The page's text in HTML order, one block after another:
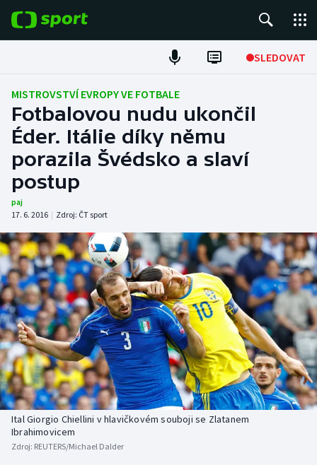
SLEDOVAT
Fotbal
Hokej
Tenis
Atletika
DALŠÍ SPORTY
Americký fotbal
Baseball a softbal
Basketbal
Biatlon
Boby a skeleton
NEPŘEHLÉDNĚTE
Soutěže
Historické návraty
Aplikace ČT sport
AZ kvíz
MISTROVSTVÍ EVROPY VE FOTBALE
Fotbalovou nudu ukončil
Éder. Itálie díky němu
porazila Švédsko a slaví
postup
paj
17. 6. 2016 | Zdroj: ČT sport
Ital Giorgio Chiellini v hlavičkovém souboji se Zlatanem
Ibrahimovicem
Zdroj: REUTERS/Michael Dalder